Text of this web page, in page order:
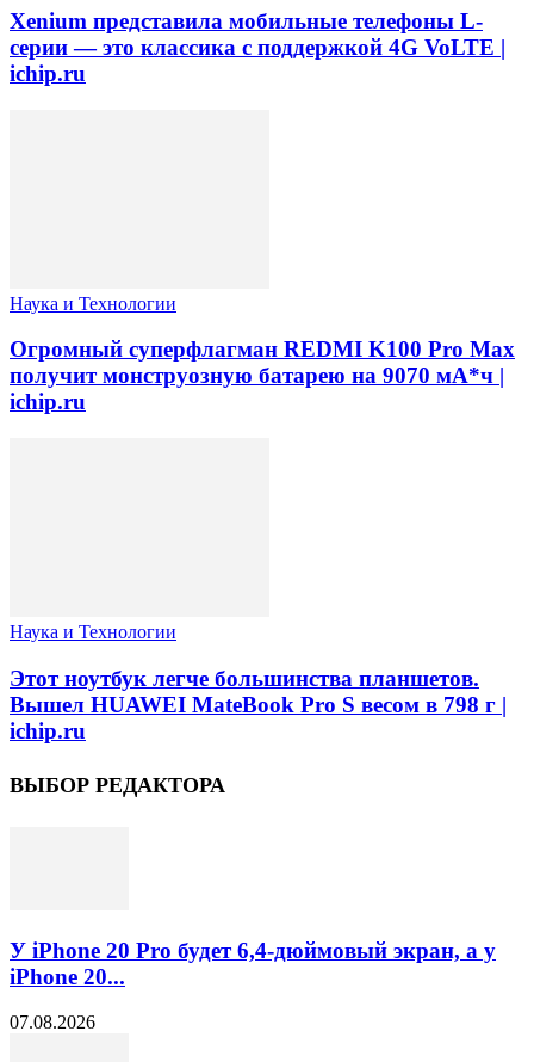
Xenium представила мобильные телефоны L-
серии — это классика с поддержкой 4G VoLTE |
ichip.ru
Наука и Технологии
Огромный суперфлагман REDMI K100 Pro Max
получит монструозную батарею на 9070 мА*ч |
ichip.ru
Наука и Технологии
Этот ноутбук легче большинства планшетов.
Вышел HUAWEI MateBook Pro S весом в 798 г |
ichip.ru
ВЫБОР РЕДАКТОРА
У iPhone 20 Pro будет 6,4-дюймовый экран, а у
iPhone 20...
07.08.2026